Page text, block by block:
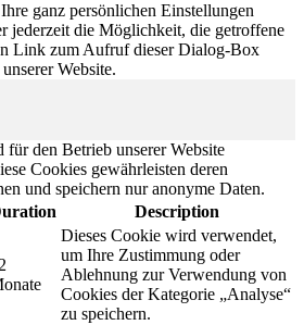
ganz persönlichen Einstellungen
jederzeit die Möglichkeit, die getroffene
Link zum Aufruf dieser Dialog-Box
Website.
den Betrieb unserer Website
Cookies gewährleisten deren
und speichern nur anonyme Daten.
Description
Dieses Cookie wird verwendet,
um Ihre Zustimmung oder
Ablehnung zur Verwendung von
Cookies der Kategorie „Analyse“
zu speichern.